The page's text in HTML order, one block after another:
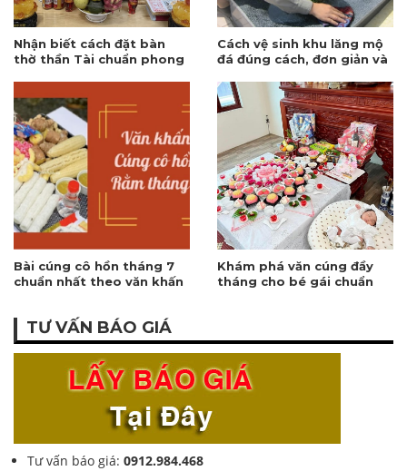
Nhận biết cách đặt bàn
thờ thần Tài chuẩn phong
Cách vệ sinh khu lăng mộ
đá đúng cách, đơn giản và
Bài cúng cô hồn tháng 7
chuẩn nhất theo văn khấn
Khám phá văn cúng đầy
tháng cho bé gái chuẩn
TƯ VẤN BÁO GIÁ
Tư vấn báo giá: 0912.984.468